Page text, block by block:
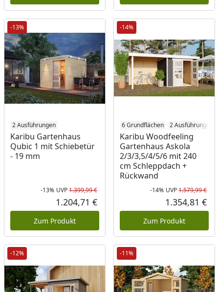
-13%
2 Ausführungen
Karibu Gartenhaus
Qubic 1 mit Schiebetür
- 19 mm
Rabatt in Prozent
-13%
Ursprünglicher Preis
UVP1.399,99 €
Aktueller Preis
1.204,71 €
Zum Produkt
-14%
6 Grundflächen 2 Ausführungen
Karibu Woodfeeling
Gartenhaus Askola
2/3/3,5/4/5/6 mit 240
cm Schleppdach +
Rückwand
-14% UVP1.579,99 €
1.354,81 €
Zum Produkt
-12% -11%